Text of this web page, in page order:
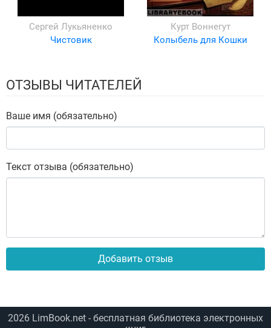
Сергей Лукьяненко
Чистовик
Курт Воннегут
Колыбель для Кошки
ОТЗЫВЫ ЧИТАТЕЛЕЙ
Ваше имя (обязательно)
Текст отзыва (обязательно)
Добавить отзыв
2026 LimBook.net - бесплатная библиотека электронных